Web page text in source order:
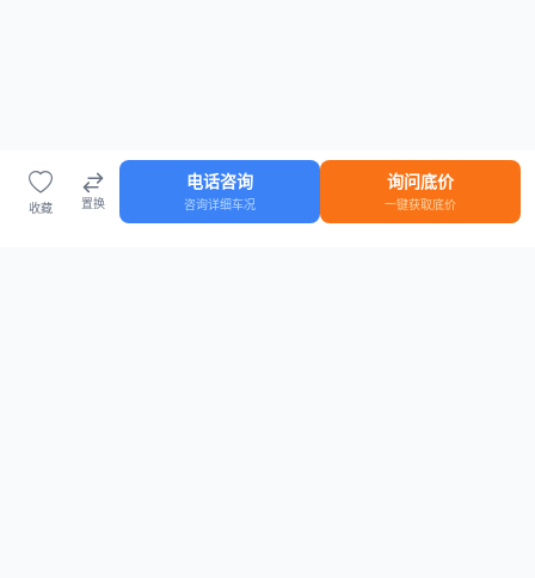
收藏 置换
电话咨询
咨询详细车况
询问底价
一键获取底价
车源 知识 登录